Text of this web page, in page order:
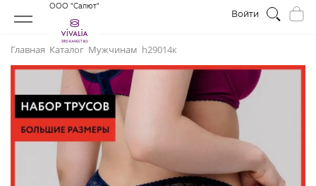
ООО "Салют"
Войти
Главная Каталог Мужчинам h29014к